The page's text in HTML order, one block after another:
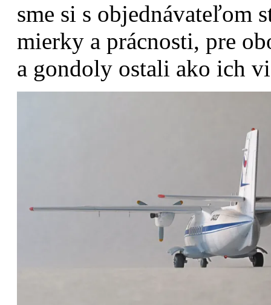
sme si s objednávateľom
mierky a prácnosti, pre
a gondoly ostali ako ich